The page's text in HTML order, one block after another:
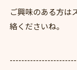
ご興味のある方は
絡くださいね。